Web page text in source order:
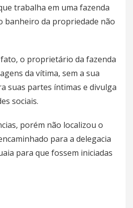
trabalha em uma fazenda
banheiro da propriedade não
o proprietário da fazenda
da vítima, sem a sua
suas partes íntimas e divulga
sociais.
porém não localizou o
para a delegacia
para que fossem iniciadas